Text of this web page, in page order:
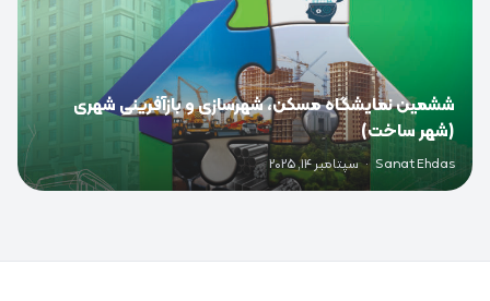
ششمین نمایشگاه مسکن، شهرسازی و بازآفرینی شهری
(شهر ساخت)
Sanat Ehdas
· سپتامبر 14, 2025